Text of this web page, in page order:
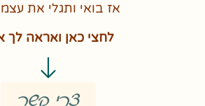
אז בואי ותגלי את
לחצי כאן ואראה לך
צרי קשר